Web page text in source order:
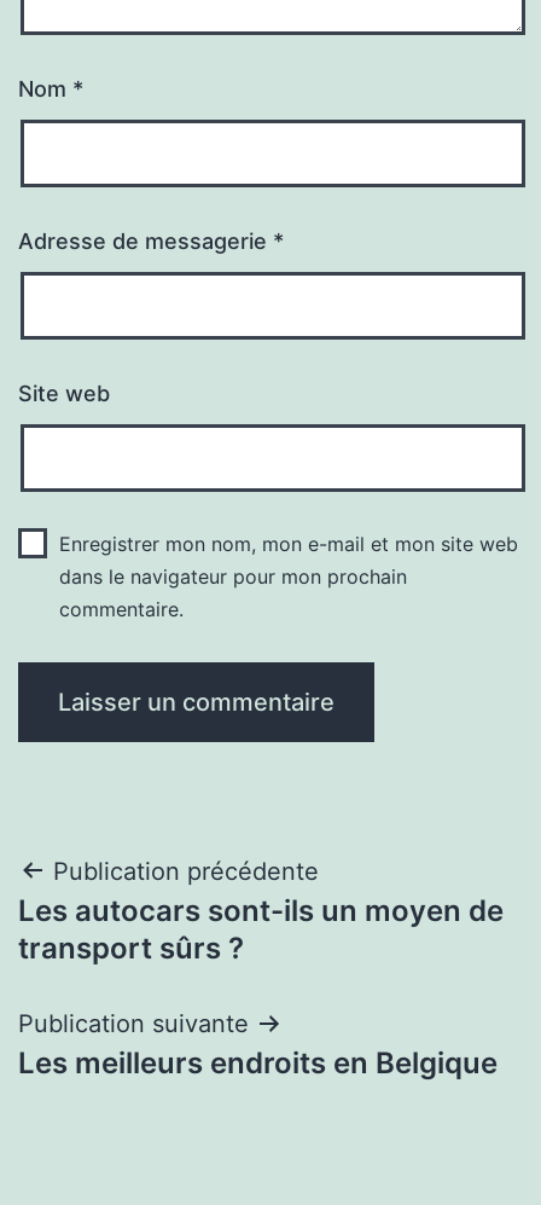
Nom *
Adresse de messagerie *
Site web
Enregistrer mon nom, mon e-mail et mon site web
dans le navigateur pour mon prochain
commentaire.
Navigation
de
Publication précédente
Les autocars sont-ils un moyen de
transport sûrs ?
Publication suivante
Les meilleurs endroits en Belgique